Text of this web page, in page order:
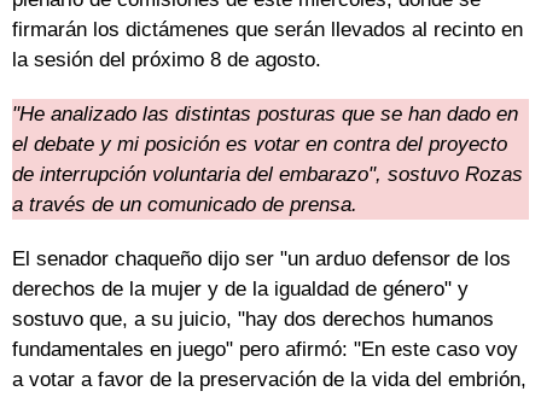
firmarán los dictámenes que serán llevados al recinto en
la sesión del próximo 8 de agosto.
"He analizado las distintas posturas que se han dado en
el debate y mi posición es votar en contra del proyecto
de interrupción voluntaria del embarazo", sostuvo Rozas
a través de un comunicado de prensa.
El senador chaqueño dijo ser "un arduo defensor de los
derechos de la mujer y de la igualdad de género" y
sostuvo que, a su juicio, "hay dos derechos humanos
fundamentales en juego" pero afirmó: "En este caso voy
a votar a favor de la preservación de la vida del embrión,